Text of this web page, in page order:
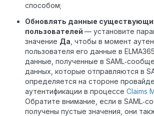
способом;
Обновлять данные
пользователей — установите
значение Да , чтобы в момент
пользователя его данные в
данные, полученные в
данных, которые отправляются в
определяется на стороне
аутентификации в процессе Claims
Обратите внимание, если в
получены пустые значения, они